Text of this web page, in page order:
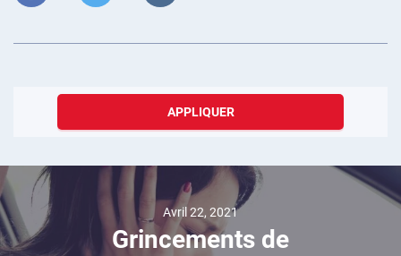
APPLIQUER
Avril 22, 2021
Grincements de